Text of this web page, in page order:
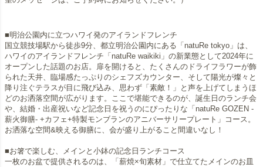
■明治公園内に立つハワイ発のアイランドフレンチ
国立競技場駅から徒歩9分、都立明治公園内にある「natuRe tokyo」は、
ハワイのアイランドフレンチ「natuRe waikiki」の新業態として2024年に
オープンした話題のお店。扉を開けると、たくさんのドライフラワーが飾
られた天井、臨場感たっぷりのシェフズカウンター、そして陽光が燦々と
降り注ぐテラスが目に飛び込み、思わず「素敵！」と声を上げてしまうほ
どのお洒落空間が広がります。ここで堪能できるのが、誕生日のランチ会
や、結婚・出産祝いなど記念日を祝うのにぴったりな「natuRe GOZEN -
薪火御膳- +カフェ+特製モンブランのアニバーサリープレート」コース。
お洒落な空間&映える御膳に、会が盛り上がること間違いなし！
■お箸で楽しむ、メインと小鉢の記念日ランチコース
一枚のお盆で提供されるのは、「薪焼×旬素材」で仕立てたメインのお皿